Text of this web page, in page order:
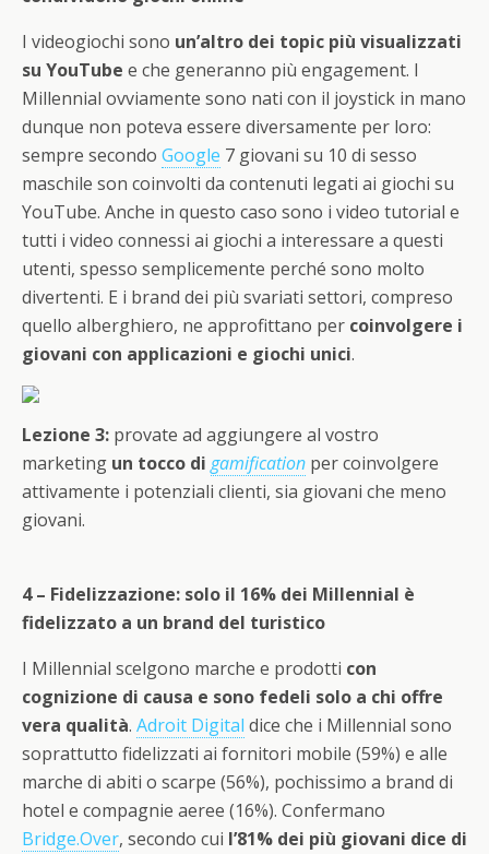
I videogiochi sono un’altro dei topic più visualizzati
su YouTube e che generanno più engagement. I
Millennial ovviamente sono nati con il joystick in mano
dunque non poteva essere diversamente per loro:
sempre secondo Google 7 giovani su 10 di sesso
maschile son coinvolti da contenuti legati ai giochi su
YouTube. Anche in questo caso sono i video tutorial e
tutti i video connessi ai giochi a interessare a questi
utenti, spesso semplicemente perché sono molto
divertenti. E i brand dei più svariati settori, compreso
quello alberghiero, ne approfittano per coinvolgere i
giovani con applicazioni e giochi unici.
Lezione 3: provate ad aggiungere al vostro
marketing un tocco di gamification per coinvolgere
attivamente i potenziali clienti, sia giovani che meno
giovani.
4 – Fidelizzazione: solo il 16% dei Millennial è
fidelizzato a un brand del turistico
I Millennial scelgono marche e prodotti con
cognizione di causa e sono fedeli solo a chi offre
vera qualità. Adroit Digital dice che i Millennial sono
soprattutto fidelizzati ai fornitori mobile (59%) e alle
marche di abiti o scarpe (56%), pochissimo a brand di
hotel e compagnie aeree (16%). Confermano
Bridge.Over, secondo cui l’81% dei più giovani dice di